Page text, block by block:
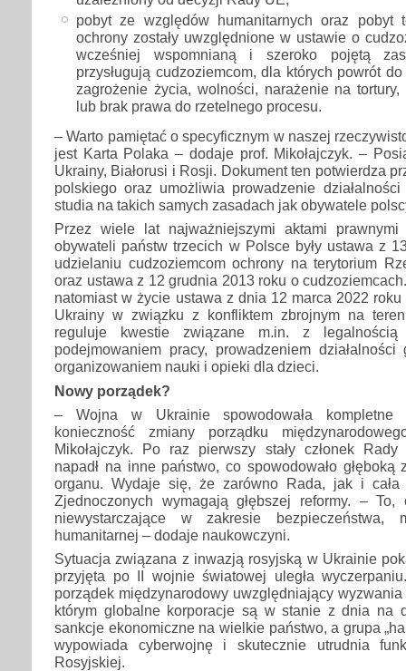
pobyt ze względów humanitarnych oraz pobyt
ochrony zostały uwzględnione w ustawie o
wcześniej wspomnianą i szeroko pojętą
przysługują cudzoziemcom, dla których powrót
zagrożenie życia, wolności, narażenie na
lub brak prawa do rzetelnego procesu.
– Warto pamiętać o specyficznym w naszej
jest Karta Polaka – dodaje prof. Mikołajczyk. –
Ukrainy, Białorusi i Rosji. Dokument ten potwierdza
polskiego oraz umożliwia prowadzenie
studia na takich samych zasadach jak obywatele
Przez wiele lat najważniejszymi aktami prawnymi
obywateli państw trzecich w Polsce były ustawa z
udzielaniu cudzoziemcom ochrony na terytorium
oraz ustawa z 12 grudnia 2013 roku o
natomiast w życie ustawa z dnia 12 marca 2022
Ukrainy w związku z konfliktem zbrojnym na
reguluje kwestie związane m.in. z legalnością
podejmowaniem pracy, prowadzeniem
organizowaniem nauki i opieki dla dzieci.
Nowy porządek?
– Wojna w Ukrainie spowodowała kompletne
konieczność zmiany porządku
Mikołajczyk. Po raz pierwszy stały członek
napadł na inne państwo, co spowodowało głęboką
organu. Wydaje się, że zarówno Rada, jak i cała
Zjednoczonych wymagają głębszej reformy. –
niewystarczające w zakresie bezpieczeństwa,
humanitarnej – dodaje naukowczyni.
Sytuacja związana z inwazją rosyjską w Ukrainie
przyjęta po II wojnie światowej uległa
porządek międzynarodowy uwzględniający
którym globalne korporacje są w stanie z dnia na
sankcje ekonomiczne na wielkie państwo, a grupa
wypowiada cyberwojnę i skutecznie utrudnia
Rosyjskiej.